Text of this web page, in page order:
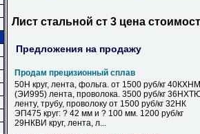
Лист стальной ст 3 цена
Предложения на продажу
Продам прецизионный сплав
50Н круг, лента, фольга. от 1500 руб/кг 40КХНМ
(ЭИ995) лента, проволока. 3500 руб/кг
ленту, трубу, проволоку от 1500 руб/кг 32НК
ЭП475 круг: ? 42 мм и ? 100 мм. 1200 руб/кг
29НКВИ круг, лента, л...